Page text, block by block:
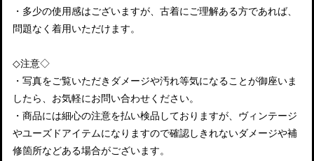
・多少の使用感はございますが、古着にご理解ある方であれば、
問題なく着用いただけます。
◇注意◇
・写真をご覧いただきダメージや汚れ等気になることが御座いま
したら、お気軽にお問い合わせください。
・商品には細心の注意を払い検品しておりますが、ヴィンテージ
やユーズドアイテムになりますので確認しきれないダメージや補
修箇所などある場合がございます。